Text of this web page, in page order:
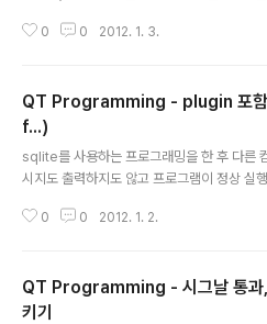
조건 true 란다. 그래서 Phonon을 사용하기
확인하자. Alarm.cpp #include
larm(QWidget *parent, Qt::WFlags
0 0 2012. 1. 3.
QT Programming - plugin 포
f...)
sqlite를 사용하는 프로그래밍을 한 후 다른
시지도 출력하지도 않고 프로그램이 정상 실
해와도 안된다. 이게 QT버그인지 아닌지는
만약에 QMovie같은 class를 쓴다면
4.dll을 첨부해줘야한다. 아무리 생각해도 이
0 0 2012. 1. 2.
QT Programming - 시그날 통과,
키기